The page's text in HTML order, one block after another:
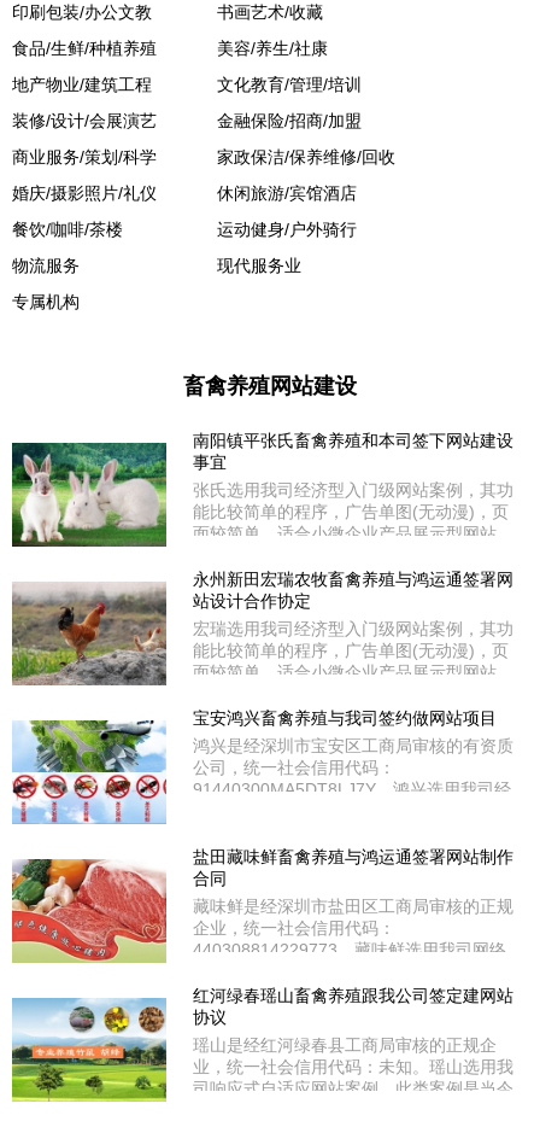
印刷包装/办公文教
书画艺术/收藏
食品/生鲜/种植养殖
美容/养生/社康
地产物业/建筑工程
文化教育/管理/培训
装修/设计/会展演艺
金融保险/招商/加盟
商业服务/策划/科学
家政保洁/保养维修/回收
婚庆/摄影照片/礼仪
休闲旅游/宾馆酒店
餐饮/咖啡/茶楼
运动健身/户外骑行
物流服务
现代服务业
专属机构
畜禽养殖网站建设
南阳镇平张氏畜禽养殖和本司签下网站建设
事宜
张氏选用我司经济型入门级网站案例，其功
能比较简单的程序，广告单图(无动漫)，页
面较简单，适合小微企业产品展示型网站。
业，统一社会信用代码：办理中……。张氏
坐落于南阳市镇平县贾宋镇下户杨村62号8
组。
永州新田宏瑞农牧畜禽养殖与鸿运通签署网
站设计合作协定
宏瑞选用我司经济型入门级网站案例，其功
能比较简单的程序，广告单图(无动漫)，页
面较简单，适合小微企业产品展示型网站。
公司，统一社会信用代码：
91431128329384556K。同时经国家工信部
和湖南省通信管理局审核通过ICP备案；备
案号：00000。宏瑞处于永州市新田县龙泉
宝安鸿兴畜禽养殖与我司签约做网站项目
鸿兴是经深圳市宝安区工商局审核的有资质
公司，统一社会信用代码：
91440300MA5DT8LJ7Y。鸿兴选用我司经
小微企业产品展示型网站。鸿兴在深圳市宝
安区福海街道塘尾社区凤塘大道。
盐田藏味鲜畜禽养殖与鸿运通签署网站制作
合同
藏味鲜是经深圳市盐田区工商局审核的正规
企业，统一社会信用代码：
440308814229773。藏味鲜选用我司网络
能，如动漫广告图片、在线客服QQ/MSN等
聊天工具、顶部侧部二级分类导航、走马灯
等功能。藏味鲜位于深圳市盐田区盐田街道
惠民街市盐田店7号。
红河绿春瑶山畜禽养殖跟我公司签定建网站
协议
瑶山是经红河绿春县工商局审核的正规企
业，统一社会信用代码：未知。瑶山选用我
司响应式自适应网站案例，此类案例是当今